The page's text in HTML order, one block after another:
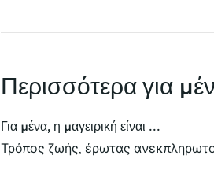
Περισσότερα για
Για μένα, η μαγειρική είναι ...
Τρόπος ζωής, έρωτας